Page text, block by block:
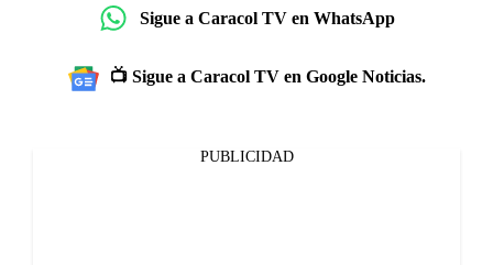
Sigue a Caracol TV en WhatsApp
📺 Sigue a Caracol TV en Google Noticias.
PUBLICIDAD